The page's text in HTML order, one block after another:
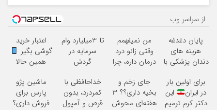
از سراسر وب
پایان دغدغه
هزینه های
دندان پزشکی با
خانگی
من نمیفهمم
وقتی زانو درد
درمان داره، چرا
تحمل میکنی؟
تا 3میلیارد وام
سرمایه در
گردش
فروشگاهت رو
ثبت کن
اعتبار خرید
گوشی بگیر
همین حالا
بده
برای اولین بار
در ایران
این
دکتر کرم ترمیم
جای زخم و
بخیه داری؟؟ 3
هفته‌ای محوش
خداحافظی با
کمردرد، بدون
قرص و آمپول
ماشین پژو
پارس برای
فروش داری؟